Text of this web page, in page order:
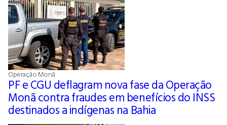
Operação Monã
PF e CGU deflagram nova fase da Operação
Monã contra fraudes em benefícios do INSS
destinados a indígenas na Bahia